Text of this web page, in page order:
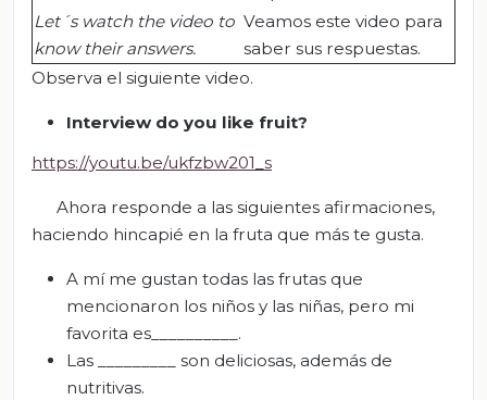
Let´s watch the video to
know their answers.
Veamos este video para
saber sus respuestas.
Observa el siguiente video.
Interview do you like fruit?
https://youtu.be/ukfzbw201_s
Ahora responde a las siguientes afirmaciones,
haciendo hincapié en la fruta que más te gusta.
A mí me gustan todas las frutas que
mencionaron los niños y las niñas, pero mi
favorita es__________.
Las _________ son deliciosas, además de
nutritivas.